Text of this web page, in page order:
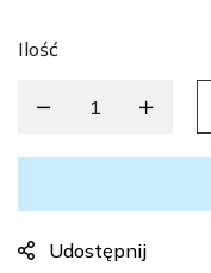
Ilość
Udostępnij